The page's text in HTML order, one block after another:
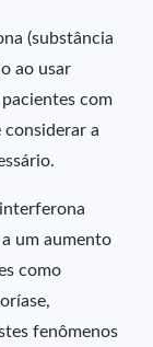
(substância
ao usar
com
a
um aumento
como
fenômenos